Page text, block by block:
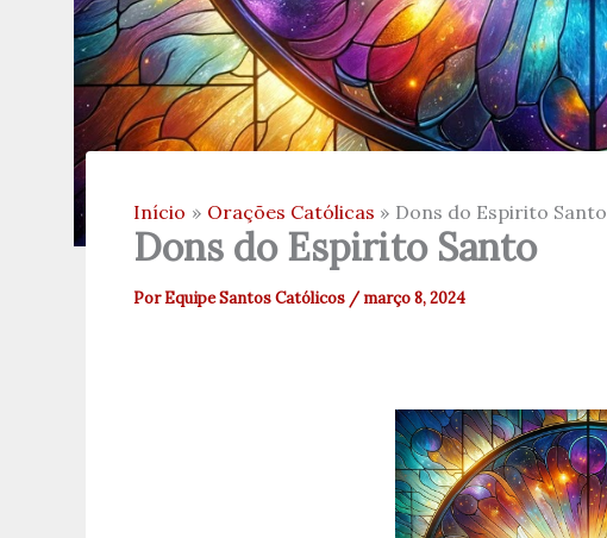
Início Orações Católicas Dons do Espirito Santo
Dons do Espirito Santo
PorEquipe Santos Católicos / março 8, 2024